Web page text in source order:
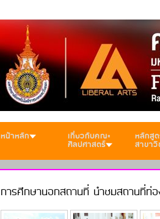
หน้าหลัก เกี่ยวกับคณะ
ศิลปศาสตร์
หลักสูต
สาขา
การศึกษานอกสถานที่ นำชมสถานที่ท่อ